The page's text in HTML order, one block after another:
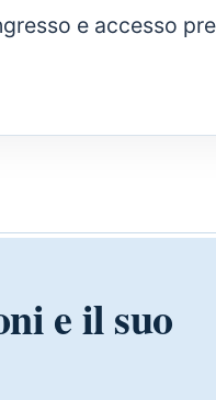
e accesso
e il suo